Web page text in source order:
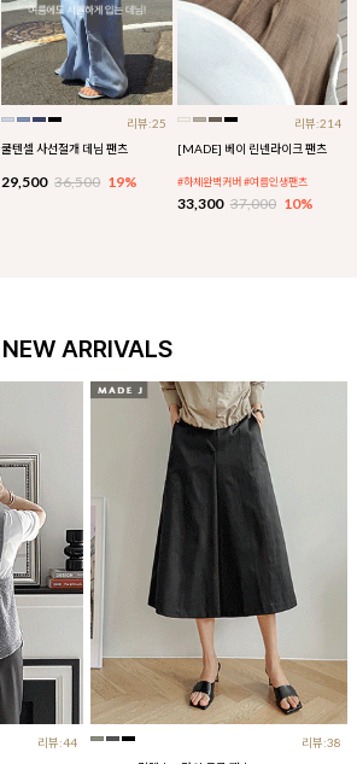
리뷰:25
쿨텐셀 사선절개 데님 팬츠
29,500 36,500 19%
리뷰:214
[MADE] 베이 린넨라이크 팬츠
#하체완벽커버 #여름인생팬츠
33,300 37,000 10%
NEW ARRIVALS
리뷰:44
리뷰:38